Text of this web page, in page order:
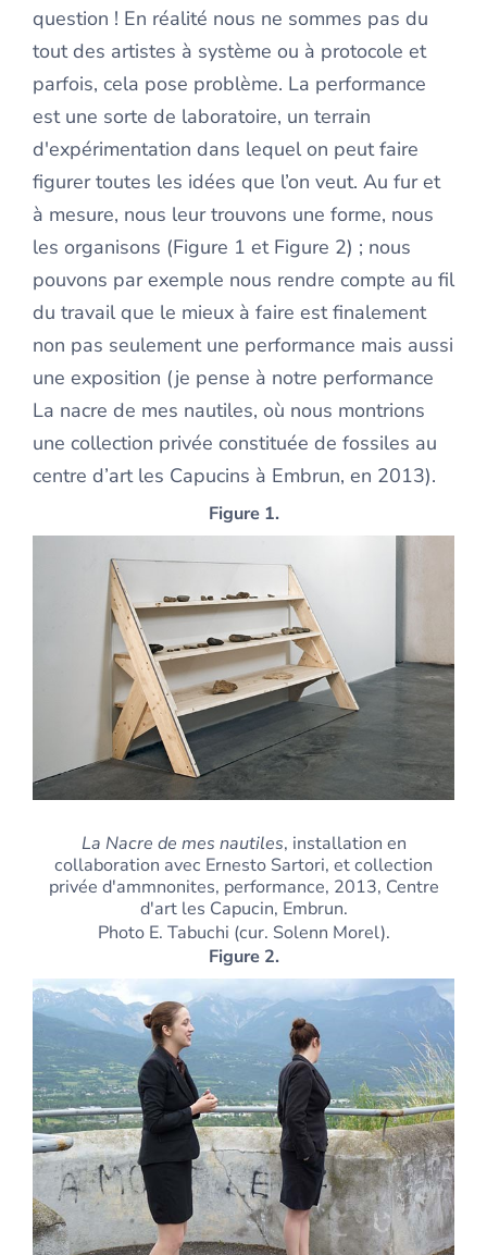
question ! En réalité nous ne sommes pas du
tout des artistes à système ou à protocole et
parfois, cela pose problème. La performance
est une sorte de laboratoire, un terrain
d'expérimentation dans lequel on peut faire
figurer toutes les idées que l’on veut. Au fur et
à mesure, nous leur trouvons une forme, nous
les organisons (Figure 1 et Figure 2) ; nous
pouvons par exemple nous rendre compte au fil
du travail que le mieux à faire est finalement
non pas seulement une performance mais aussi
une exposition (je pense à notre performance
La nacre de mes nautiles, où nous montrions
une collection privée constituée de fossiles au
centre d’art les Capucins à Embrun, en 2013).
Figure 1.
La Nacre de mes nautiles, installation en
collaboration avec Ernesto Sartori, et collection
privée d'ammnonites, performance, 2013, Centre
d'art les Capucin, Embrun.
Photo E. Tabuchi (cur. Solenn Morel).
Figure 2.